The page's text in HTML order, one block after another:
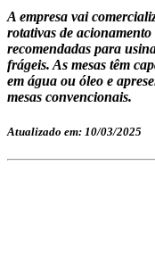
A empresa vai
rotativas de
recomendadas para
frágeis. As mesas têm
em água ou óleo e
mesas convencionais.
Atualizado em: 10/03/2025